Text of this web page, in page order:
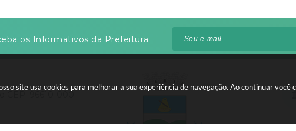
site usa cookies para melhorar a sua experiência de navegação. Ao continuar você
os Informativos da Prefeitura
CEP: 96610-000